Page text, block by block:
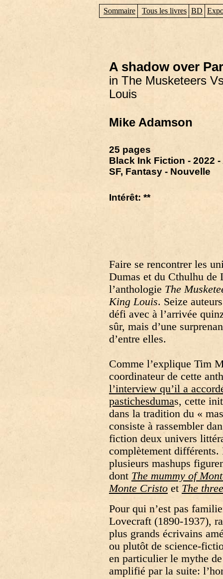
Sommaire Tous les livres BD
A shadow over
in The Musketeers
Louis
Mike Adamson
25 pages
Black Ink Fiction - 2022
SF, Fantasy - Nouvelle
Intérêt: **
Faire se rencontrer les
Dumas et du Cthulhu de
l’anthologie The
King Louis. Seize
défi avec à l’arrivée
sûr, mais d’une
d’entre elles.
Comme l’explique Tim
coordinateur de cette
l’interview qu’il a
pastichesdumas, cette
dans la tradition du «
consiste à rassembler
fiction deux univers
complètement différents.
plusieurs mashups
dont The mummy of
Monte Cristo et The
Pour qui n’est pas
Lovecraft (1890-1937),
plus grands écrivains
ou plutôt de science-
en particulier le mythe
amplifié par la suite: